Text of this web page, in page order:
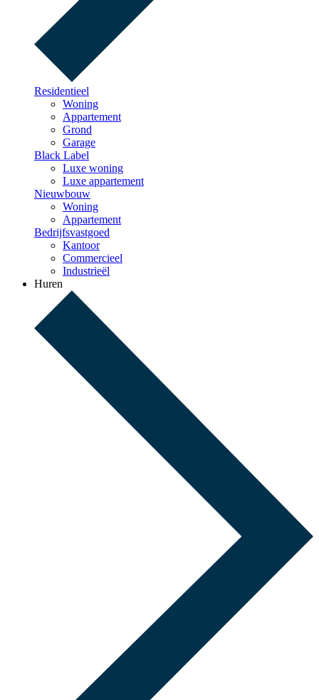
Residentieel
Woning
Appartement
Grond
Garage
Black Label
Luxe woning
Luxe appartement
Nieuwbouw
Woning
Appartement
Bedrijfsvastgoed
Kantoor
Commercieel
Industrieël
Huren